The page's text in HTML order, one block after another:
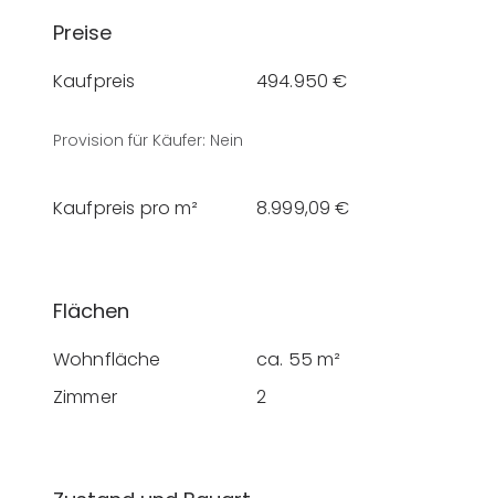
Preise
Kaufpreis 494.950 €
Provision für Käufer: Nein
Kaufpreis pro m² 8.999,09 €
Flächen
Wohnfläche
ca. 55 m²
Zimmer
2